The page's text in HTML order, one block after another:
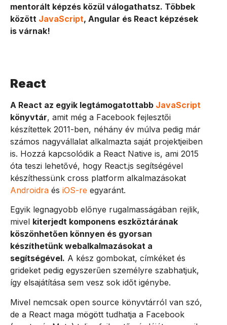
mentorált képzés közül válogathatsz. Többek
között JavaScript, Angular és React képzések
is várnak!
React
A React az egyik legtámogatottabb JavaScript
könyvtár, amit még a Facebook fejlesztői
készítettek 2011-ben, néhány év múlva pedig már
számos nagyvállalat alkalmazta saját projektjeiben
is. Hozzá kapcsolódik a React Native is, ami 2015
óta teszi lehetővé, hogy React.js segítségével
készíthessünk cross platform alkalmazásokat
Androidra és iOS-re egyaránt.
Egyik legnagyobb előnye rugalmasságában rejlik,
mivel kiterjedt komponens eszköztárának
köszönhetően könnyen és gyorsan
készíthetünk webalkalmazásokat a
segítségével. A kész gombokat, címkéket és
grideket pedig egyszerűen személyre szabhatjuk,
így elsajátítása sem vesz sok időt igénybe.
Mivel nemcsak open source könyvtárról van szó,
de a React maga mögött tudhatja a Facebook